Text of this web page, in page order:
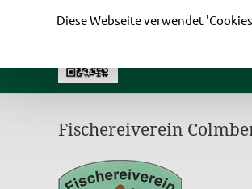
Fischereiverein
Diese Webseite verwendet